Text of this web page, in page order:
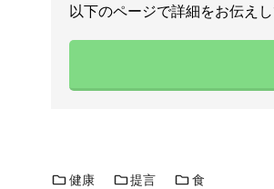
以下のページで詳細をお伝え
健康 提言 食